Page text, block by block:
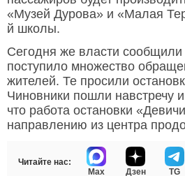
«Музей Дурова» и «Малая
й школы.
Сегодня же власти сообщили
поступило множество
жителей. Те просили
Чиновники пошли навстречу
что работа остановки
направлению из центра
Читайте нас:
Max
Дзен TG